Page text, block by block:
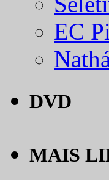
EC
DVD
MAIS